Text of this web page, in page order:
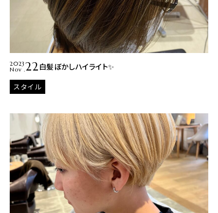
2023
Nov .22白髪ぼかしハイライト✨
スタイル